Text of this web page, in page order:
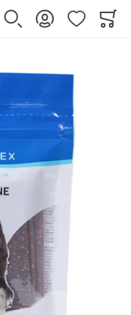
Szukaj Zaloguj sięUlubione